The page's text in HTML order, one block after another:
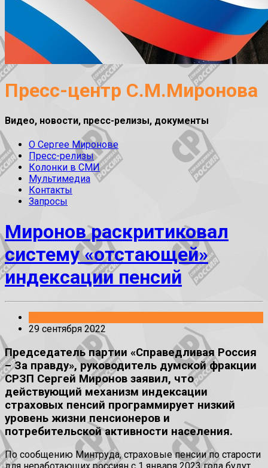
Пресс-центр С.М.Миронова
Видео, новости, пресс-релизы, документы
О Сергее Миронове
Пресс-релизы
Колонки в СМИ
Мультимедиа
Контакты
Запросы
Миронов раскритиковал
систему «отстающей»
индексации пенсий
29 сентября 2022
Председатель партии «Справедливая Россия
– За правду», руководитель думской фракции
СРЗП Сергей Миронов заявил, что
действующий механизм индексации
страховых пенсий программирует низкий
уровень жизни пенсионеров и
потребительской активности населения.
По сообщению Минтруда, страховые пенсии по старости